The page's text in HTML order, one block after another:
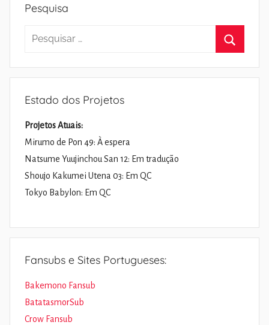
Pesquisa
Pesquisar
Estado dos Projetos
Projetos Atuais:
Mirumo de Pon 49: À espera
Natsume Yuujinchou San 12: Em tradução
Shoujo Kakumei Utena 03: Em QC
Tokyo Babylon: Em QC
Fansubs e Sites Portugueses:
Bakemono Fansub
BatatasmorSub
Crow Fansub